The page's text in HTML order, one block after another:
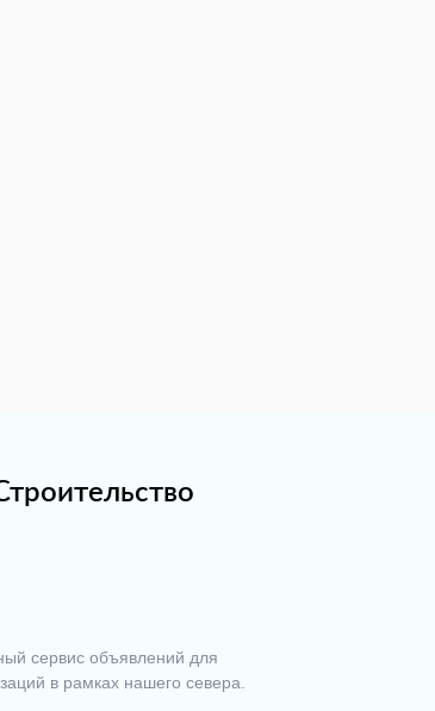
сервис объявлений для
в рамках нашего севера.